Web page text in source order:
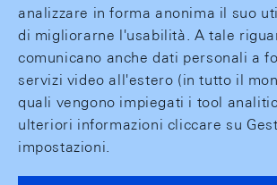
analizzare in forma anonima il suo
di migliorarne l'usabilità. A tale
comunicano anche dati personali a
servizi video all'estero (in tutto il
quali vengono impiegati i tool
ulteriori informazioni cliccare su
impostazioni.